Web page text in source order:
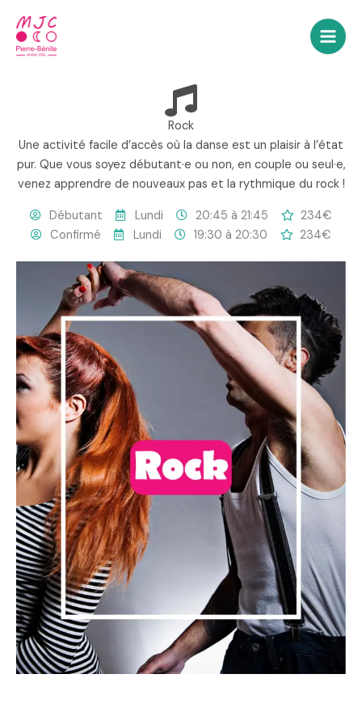
contenu
Rock
Une activité facile d’accès où la danse est un plaisir à l’état
pur. Que vous soyez débutant·e ou non, en couple ou seul·e,
venez apprendre de nouveaux pas et la rythmique du rock !
Débutant Lundi 20:45 à 21:45
234€
Confirmé
Lundi 19:30 à 20:30 234€